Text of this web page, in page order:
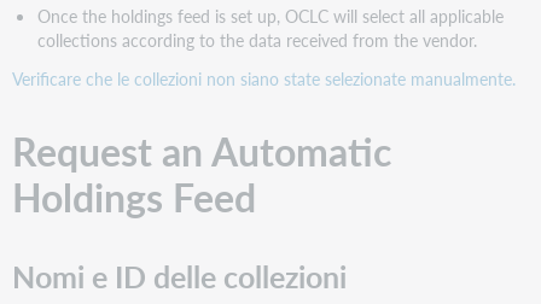
adatte
alle
vostre
esigenze
patrimonio
di
WorldCat
i
file
Once the holdings feed is set up, OCLC will select all applicable
collections according to the data received from the vendor.
Verificare che le collezioni non siano state selezionate manualmente.
Request an Automatic
Holdings Feed
Nomi e ID delle collezioni